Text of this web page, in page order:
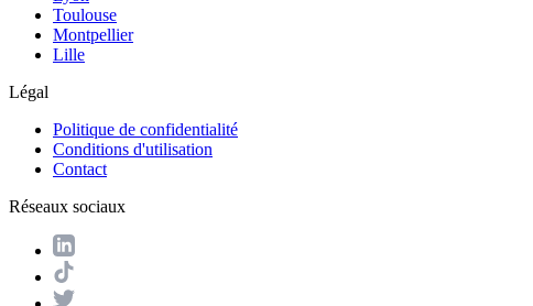
Toulouse
Montpellier
Lille
Légal
Politique de confidentialité
Conditions d'utilisation
Contact
Réseaux sociaux